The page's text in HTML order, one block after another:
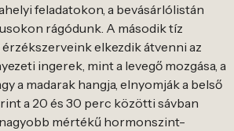
feladatokon, a bevásárlólistán
rágódunk. A második tíz
elkezdik átvenni az
ingerek, mint a levegő mozgása, a
a madarak hangja, elnyomják a belső
a 20 és 30 perc közötti sávban
mértékű hormonszint-